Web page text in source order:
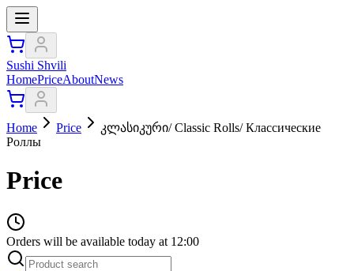
Sushi Shvili
HomePriceAboutNews
Home Price
კლასიკური/ Classic Rolls/ Классические
Роллы
Price
Orders will be available today at 12:00